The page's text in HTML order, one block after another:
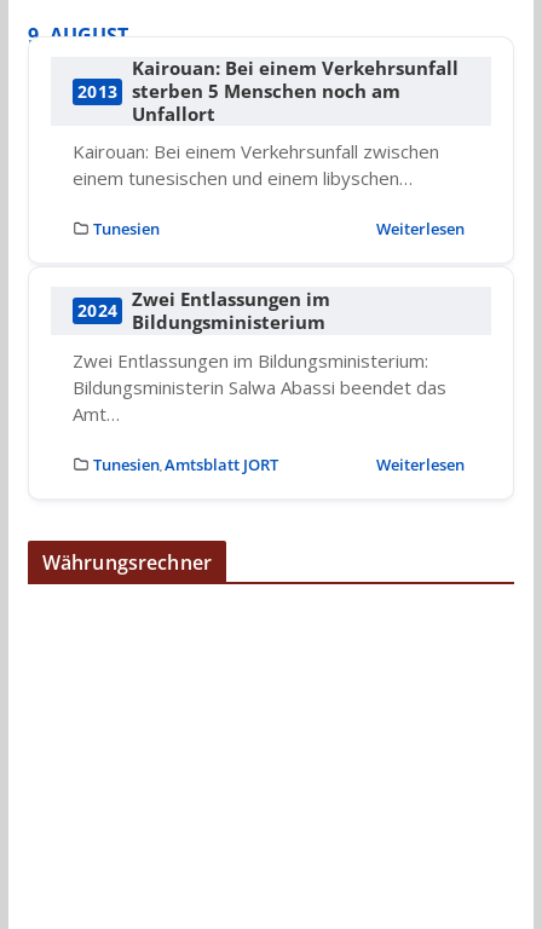
9. AUGUST
2013
Kairouan: Bei einem Verkehrsunfall
sterben 5 Menschen noch am
Unfallort
Kairouan: Bei einem Verkehrsunfall zwischen
einem tunesischen und einem libyschen…
Tunesien Weiterlesen
2024
Zwei Entlassungen im
Bildungsministerium
Zwei Entlassungen im Bildungsministerium:
Bildungsministerin Salwa Abassi beendet das
Amt…
Tunesien, Amtsblatt JORT Weiterlesen
Währungsrechner